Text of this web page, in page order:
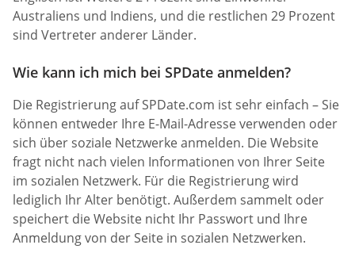
Australiens und Indiens, und die restlichen 29 Prozent
sind Vertreter anderer Länder.
Wie kann ich mich bei SPDate anmelden?
Die Registrierung auf SPDate.com ist sehr einfach – Sie
können entweder Ihre E-Mail-Adresse verwenden oder
sich über soziale Netzwerke anmelden. Die Website
fragt nicht nach vielen Informationen von Ihrer Seite
im sozialen Netzwerk. Für die Registrierung wird
lediglich Ihr Alter benötigt. Außerdem sammelt oder
speichert die Website nicht Ihr Passwort und Ihre
Anmeldung von der Seite in sozialen Netzwerken.